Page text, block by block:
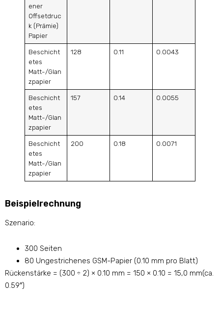
ener
Offsetdruc
k (Prämie)
Papier
Beschicht
etes
Matt-/Glan
zpapier
128 0.11 0.0043
Beschicht
etes
Matt-/Glan
zpapier
157 0.14 0.0055
Beschicht
etes
Matt-/Glan
zpapier
200 0.18 0.0071
Beispielrechnung
Szenario:
300 Seiten
80 Ungestrichenes GSM-Papier (0.10 mm pro Blatt)
Rückenstärke = (300 ÷ 2) × 0.10 mm = 150 × 0.10 = 15,0 mm(ca.
0.59″)